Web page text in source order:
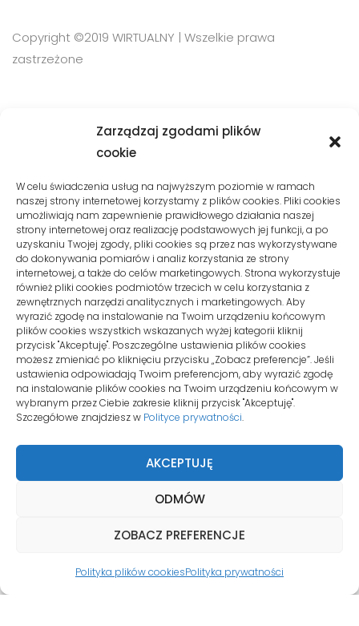
Zarządzaj zgodami plików
cookie
W celu świadczenia usług na najwyższym poziomie w ramach
naszej strony internetowej korzystamy z plików cookies. Pliki cookies
umożliwiają nam zapewnienie prawidłowego działania naszej
strony internetowej oraz realizację podstawowych jej funkcji, a po
uzyskaniu Twojej zgody, pliki cookies są przez nas wykorzystywane
do dokonywania pomiarów i analiz korzystania ze strony
internetowej, a także do celów marketingowych. Strona wykorzystuje
również pliki cookies podmiotów trzecich w celu korzystania z
zewnętrznych narzędzi analitycznych i marketingowych. Aby
wyrazić zgodę na instalowanie na Twoim urządzeniu końcowym
plików cookies wszystkich wskazanych wyżej kategorii kliknij
przycisk "Akceptuję". Poszczególne ustawienia plików cookies
możesz zmieniać po kliknięciu przycisku „Zobacz preferencje”. Jeśli
ustawienia odpowiadają Twoim preferencjom, aby wyrazić zgodę
na instalowanie plików cookies na Twoim urządzeniu końcowym w
wybranym przez Ciebie zakresie kliknij przycisk "Akceptuję".
Szczegółowe znajdziesz w Polityce prywatności.
AKCEPTUJĘ
ODMÓW
ZOBACZ PREFERENCJE
Polityka plików cookiesPolityka prywatności
Copyright ©2019 WIRTUALNY | Wszelkie prawa
zastrzeżone
+48 510 10 08 120
Email:kontakt@wirtualnymysliborz.pl
SIEDZIBA
ul. Konwaliowa 255C/2
62-069 Palędzie
KONTO KLIENTA